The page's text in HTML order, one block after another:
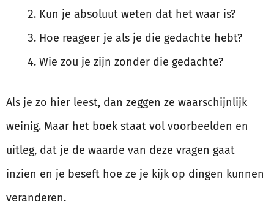
Kun je absoluut weten dat het waar is?
Hoe reageer je als je die gedachte hebt?
Wie zou je zijn zonder die gedachte?
Als je zo hier leest, dan zeggen ze waarschijnlijk
weinig. Maar het boek staat vol voorbeelden en
uitleg, dat je de waarde van deze vragen gaat
inzien en je beseft hoe ze je kijk op dingen kunnen
veranderen.